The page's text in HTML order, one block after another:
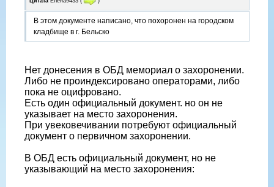
В этом документе написано, что похоронен на городском
кладбище в г. Бельско
Нет донесения в ОБД мемориал о захоронении.
Либо не проиндексировано операторами, либо
пока не оцифровано.
Есть один официальный документ. но он не
указывает на место захоронения.
При увековечивании потребуют официальный
документ о первичном захоронении.
В ОБД есть официальный документ, но не
указывающий на место захоронения: